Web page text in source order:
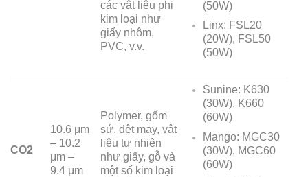
các vật liệu phi
kim loại như
giấy nhôm,
PVC, v.v.
(50W)
Linx: FSL20
(20W), FSL50
(50W)
CO2
10.6 μm
– 10.2
μm –
9.4 μm
Polymer, gốm
sứ, dệt may, vật
liệu tự nhiên
như giấy, gỗ và
một số kim loại
Sunine: K630
(30W), K660
(60W)
Mango: MGC30
(30W), MGC60
(60W)